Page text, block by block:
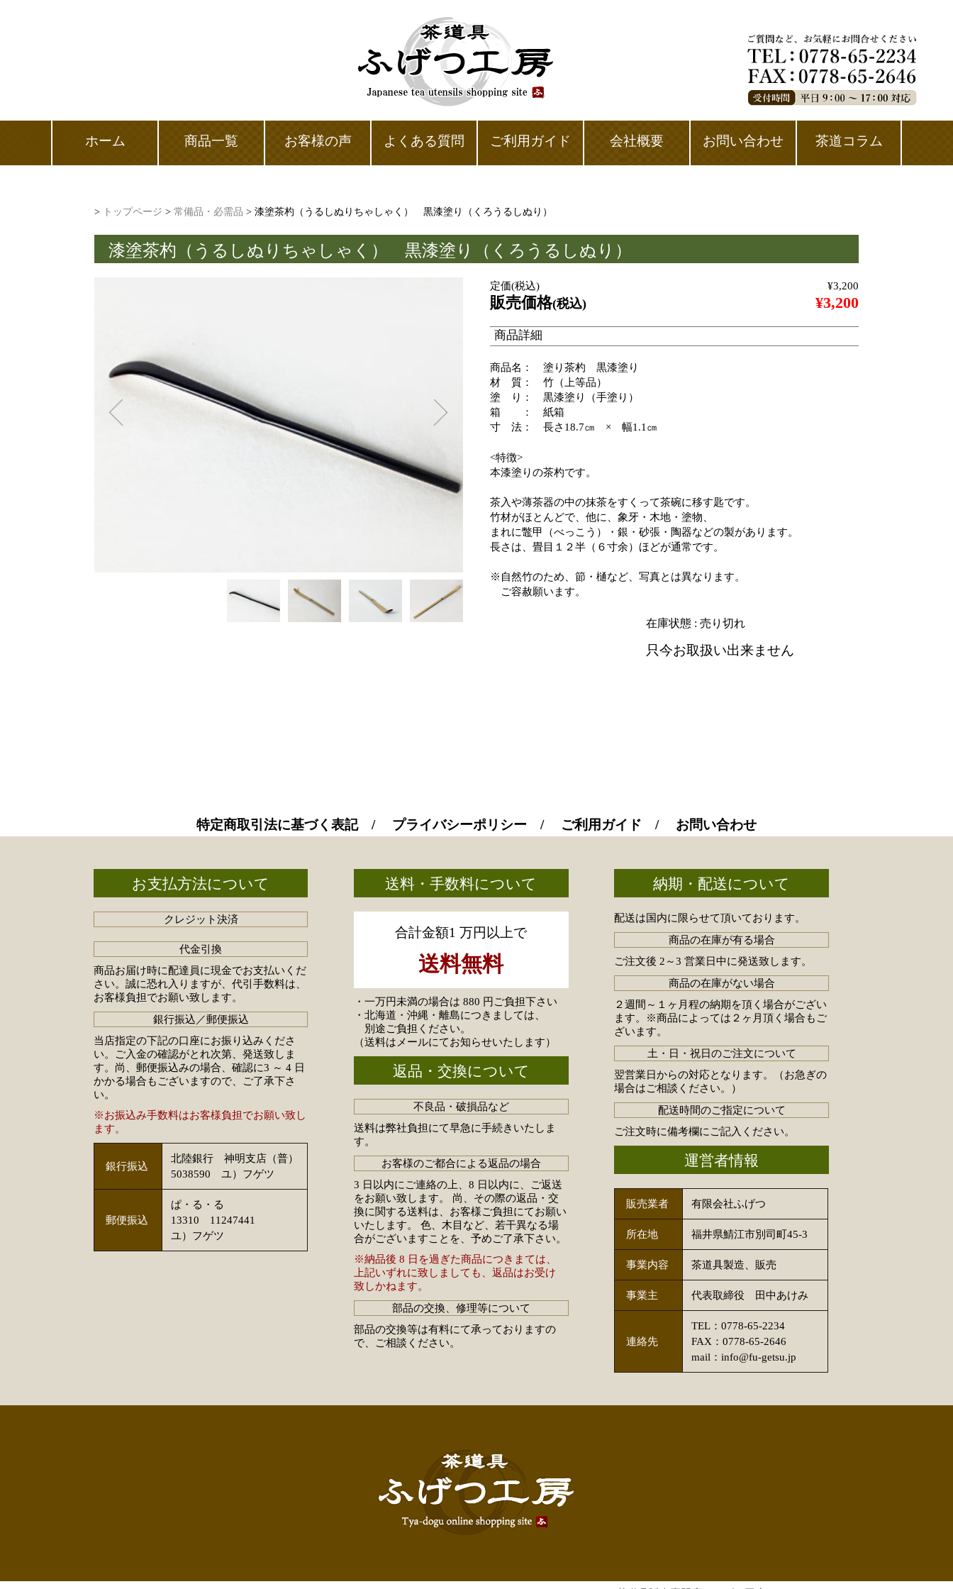
ホーム 商品一覧 お客様の声 よくある質問 ご利用ガイド 会社概要 お問い合わせ 茶道コラム
> トップページ > 常備品・必需品 > 漆塗茶杓（うるしぬりちゃしゃく） 黒漆塗り（くろうるしぬり）
漆塗茶杓（うるしぬりちゃしゃく） 黒漆塗り（くろうるしぬり）
定価(税込) ¥3,200
販売価格(税込) ¥3,200
商品詳細
商品名： 塗り茶杓 黒漆塗り
材 質： 竹（上等品）
塗 り： 黒漆塗り（手塗り）
箱 ： 紙箱
寸 法： 長さ18.7㎝ × 幅1.1㎝
<特徴>
本漆塗りの茶杓です。
茶入や薄茶器の中の抹茶をすくって茶碗に移す匙です。
竹材がほとんどで、他に、象牙・木地・塗物、
まれに鼈甲（べっこう）・銀・砂張・陶器などの製があります。
長さは、畳目１２半（６寸余）ほどが通常です。
※自然竹のため、節・樋など、写真とは異なります。
ご容赦願います。
在庫状態 : 売り切れ
只今お取扱い出来ません
特定商取引法に基づく表記 プライバシーポリシー ご利用ガイド お問い合わせ
お支払方法について
クレジット決済
代金引換
商品お届け時に配達員に現金でお支払いくだ
さい。誠に恐れ入りますが、代引手数料は、
お客様負担でお願い致します。
銀行振込／郵便振込
当店指定の下記の口座にお振り込みくださ
い。ご入金の確認がとれ次第、発送致しま
す。尚、郵便振込みの場合、確認に3 ～ 4 日
かかる場合もございますので、ご了承下さ
い。
※お振込み手数料はお客様負担でお願い致し
ます。
銀行振込
北陸銀行 神明支店（普）
5038590 ユ）フゲツ
郵便振込
ぱ・る・る
13310 11247441
ユ）フゲツ
送料・手数料について
合計金額1 万円以上で
送料無料
・一万円未満の場合は 880 円ご負担下さい
・北海道・沖縄・離島につきましては、
別途ご負担ください。
（送料はメールにてお知らせいたします）
返品・交換について
不良品・破損品など
送料は弊社負担にて早急に手続きいたしま
す。
お客様のご都合による返品の場合
3 日以内にご連絡の上、8 日以内に、ご返送
をお願い致します。 尚、その際の返品・交
換に関する送料は、お客様ご負担にてお願い
いたします。 色、木目など、若干異なる場
合がございますことを、予めご了承下さい。
※納品後 8 日を過ぎた商品につきまては、
上記いずれに致しましても、返品はお受け
致しかねます。
部品の交換、修理等について
部品の交換等は有料にて承っておりますの
で、ご相談ください。
納期・配送について
配送は国内に限らせて頂いております。
商品の在庫が有る場合
ご注文後 2～3 営業日中に発送致します。
商品の在庫がない場合
２週間～１ヶ月程の納期を頂く場合がござい
ます。※商品によっては２ヶ月頂く場合もご
ざいます。
土・日・祝日のご注文について
翌営業日からの対応となります。（お急ぎの
場合はご相談ください。）
配送時間のご指定について
ご注文時に備考欄にご記入ください。
運営者情報
販売業者 有限会社ふげつ
所在地 福井県鯖江市別司町45-3
事業内容 茶道具製造、販売
事業主 代表取締役 田中あけみ
連絡先
TEL：0778-65-2234
FAX：0778-65-2646
mail：info@fu-getsu.jp